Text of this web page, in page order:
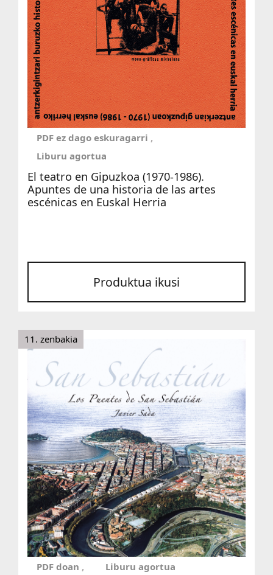
PDF ez dago eskuragarri
Liburu agortua
El teatro en Gipuzkoa (1970-1986).
Apuntes de una historia de las artes
escénicas en Euskal Herria
Produktua ikusi
11. zenbakia
PDF doan Liburu agortua